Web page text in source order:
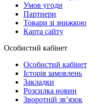
Умов угоди
Партнери
Товари зі знижкою
Карта сайту
Особистий кабінет
Особистий кабінет
Історія замовлень
Закладки
Розсилка новин
Зворотній зв’язок